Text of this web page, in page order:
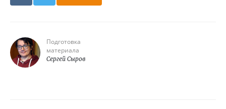
Подготовка
материала
Сергей Сыров